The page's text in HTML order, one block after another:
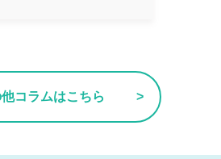
コラムはこちら